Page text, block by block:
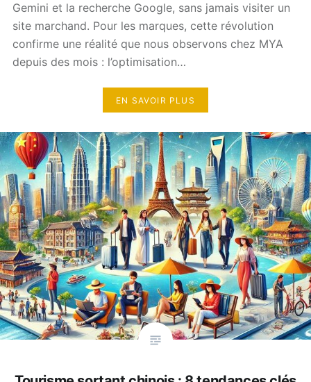
Gemini et la recherche Google, sans jamais visiter un
site marchand. Pour les marques, cette révolution
confirme une réalité que nous observons chez MYA
depuis des mois : l’optimisation…
EN SAVOIR PLUS